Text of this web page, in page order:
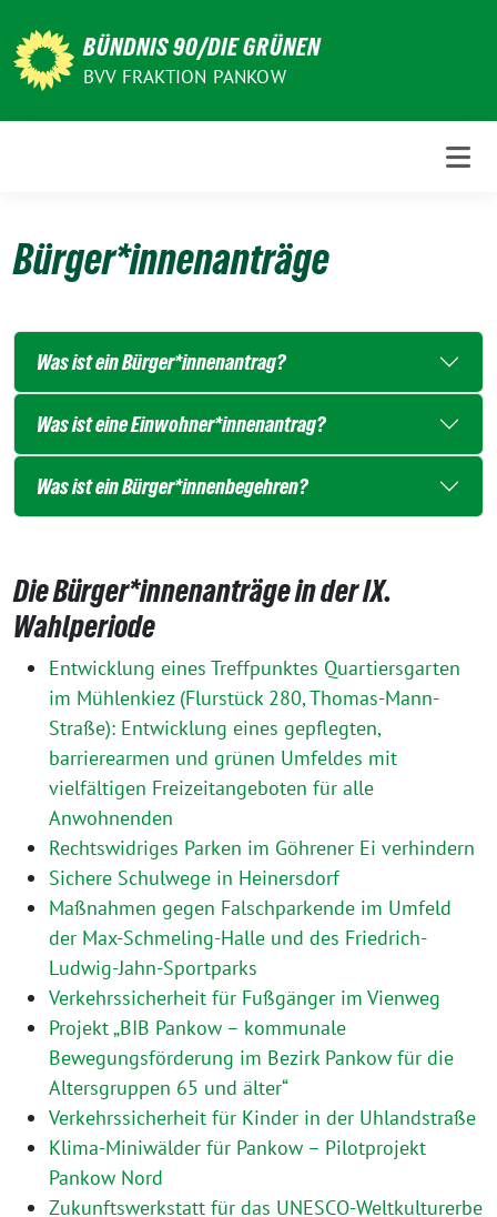
zum
Inhalt
BÜNDNIS 90/DIE GRÜNEN
BVV FRAKTION PANKOW
Bürger*innenanträge
Was ist ein Bürger*innenantrag?
Was ist eine Einwohner*innenantrag?
Was ist ein Bürger*innenbegehren?
Die Bürger*innenanträge in der IX.
Wahlperiode
Entwicklung eines Treffpunktes Quartiersgarten
im Mühlenkiez (Flurstück 280, Thomas-Mann-
Straße): Entwicklung eines gepflegten,
barrierearmen und grünen Umfeldes mit
vielfältigen Freizeitangeboten für alle
Anwohnenden
Rechtswidriges Parken im Göhrener Ei verhindern
Sichere Schulwege in Heinersdorf
Maßnahmen gegen Falschparkende im Umfeld
der Max-Schmeling-Halle und des Friedrich-
Ludwig-Jahn-Sportparks
Verkehrssicherheit für Fußgänger im Vienweg
Projekt „BIB Pankow – kommunale
Bewegungsförderung im Bezirk Pankow für die
Altersgruppen 65 und älter“
Verkehrssicherheit für Kinder in der Uhlandstraße
Klima-Miniwälder für Pankow – Pilotprojekt
Pankow Nord
Zukunftswerkstatt für das UNESCO-Weltkulturerbe